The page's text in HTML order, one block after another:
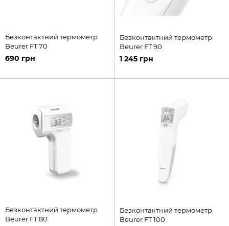
Безконтактний термометр
Beurer FT 70
690 грн
Безконтактний термометр
Beurer FT 90
1 245 грн
Безконтактний термометр
Beurer FT 80
Безконтактний термометр
Beurer FT 100